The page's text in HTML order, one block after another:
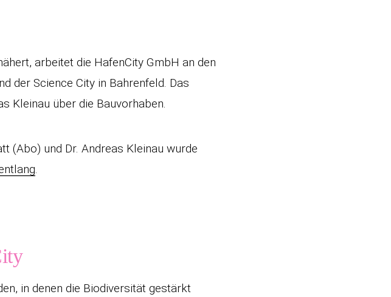
arbeitet die HafenCity GmbH an den
der Science City in Bahrenfeld. Das
Kleinau über die Bauvorhaben.
(Abo) und Dr. Andreas Kleinau wurde
.
in denen die Biodiversität gestärkt